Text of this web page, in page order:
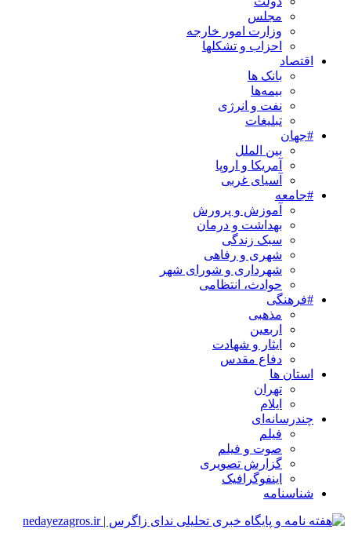
مجلس
وزارت امور خارجه
احزاب و تشکلها
اقتصاد
بانک ها
بیمه‌ها
نفت و انرژی
تبلیغات
#جهان
بین الملل
آمریکا و اروپا
آسیای غربی
#جامعه
آموزش و پرورش
بهداشت و درمان
سبک زندگی
شهری و رفاهی
شهرداری و شورای شهر
حوادث، انتظامی
#فرهنگی
مذهبی
اربعین
ایثار و شهادت
دفاع مقدس
استان ها
تهران
ایلام
چندرسانه‌ای
فیلم
صوت و فیلم
گزارش تصویری
اینفوگرافیک
شناسنامه